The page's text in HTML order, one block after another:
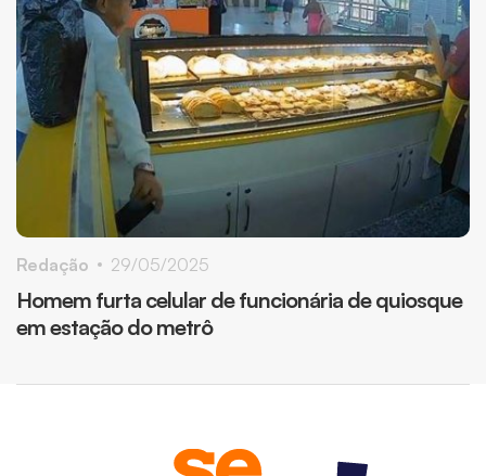
Homem furta celular de funcionária de quiosque
em estação do metrô
Redação 29/05/2025